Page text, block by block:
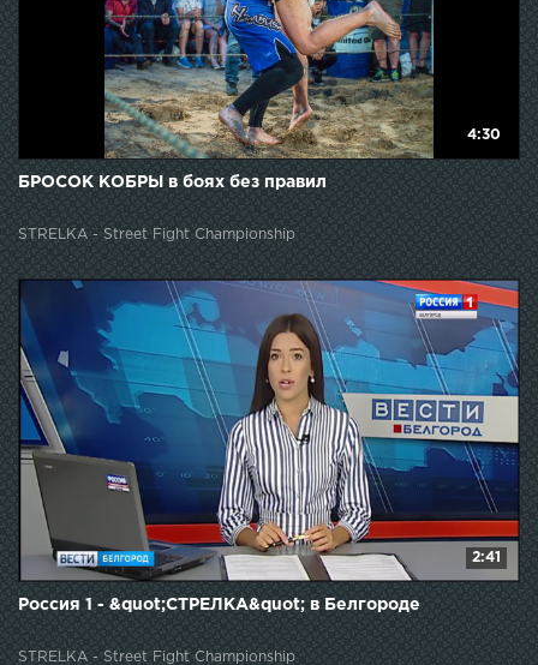
4:30
БРОСОК КОБРЫ в боях без правил
STRELKA - Street Fight Championship
2:41
Россия 1 - &quot;СТРЕЛКА&quot; в Белгороде
STRELKA - Street Fight Championship